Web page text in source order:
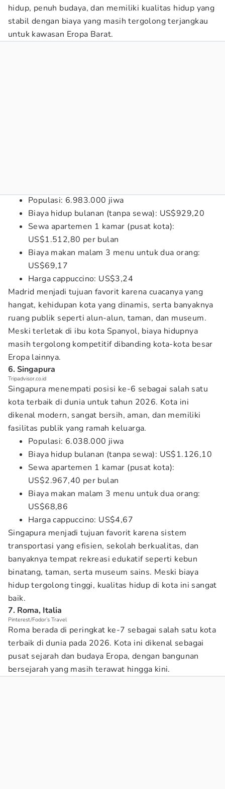
hidup, penuh budaya, dan memiliki kualitas hidup yang
stabil dengan biaya yang masih tergolong terjangkau
untuk kawasan Eropa Barat.
Populasi: 6.983.000 jiwa
Biaya hidup bulanan (tanpa sewa): US$929,20
Sewa apartemen 1 kamar (pusat kota):
US$1.512,80 per bulan
Biaya makan malam 3 menu untuk dua orang:
US$69,17
Harga cappuccino: US$3,24
Madrid menjadi tujuan favorit karena cuacanya yang
hangat, kehidupan kota yang dinamis, serta banyaknya
ruang publik seperti alun-alun, taman, dan museum.
Meski terletak di ibu kota Spanyol, biaya hidupnya
masih tergolong kompetitif dibanding kota-kota besar
Eropa lainnya.
6. Singapura
Tripadvisor.co.id
Singapura menempati posisi ke-6 sebagai salah satu
kota terbaik di dunia untuk tahun 2026. Kota ini
dikenal modern, sangat bersih, aman, dan memiliki
fasilitas publik yang ramah keluarga.
Populasi: 6.038.000 jiwa
Biaya hidup bulanan (tanpa sewa): US$1.126,10
Sewa apartemen 1 kamar (pusat kota):
US$2.967,40 per bulan
Biaya makan malam 3 menu untuk dua orang:
US$68,86
Harga cappuccino: US$4,67
Singapura menjadi tujuan favorit karena sistem
transportasi yang efisien, sekolah berkualitas, dan
banyaknya tempat rekreasi edukatif seperti kebun
binatang, taman, serta museum sains. Meski biaya
hidup tergolong tinggi, kualitas hidup di kota ini sangat
baik.
7. Roma, Italia
Pinterest/Fodor’s Travel
Roma berada di peringkat ke-7 sebagai salah satu kota
terbaik di dunia pada 2026. Kota ini dikenal sebagai
pusat sejarah dan budaya Eropa, dengan bangunan
bersejarah yang masih terawat hingga kini.